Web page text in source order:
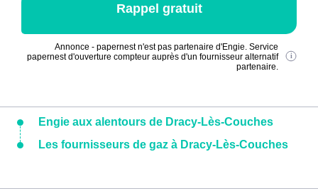
Rappel gratuit
Annonce - papernest n'est pas partenaire d'Engie. Service
papernest d'ouverture compteur auprès d'un fournisseur alternatif
partenaire.
Engie aux alentours de Dracy-Lès-Couches
Les fournisseurs de gaz à Dracy-Lès-Couches